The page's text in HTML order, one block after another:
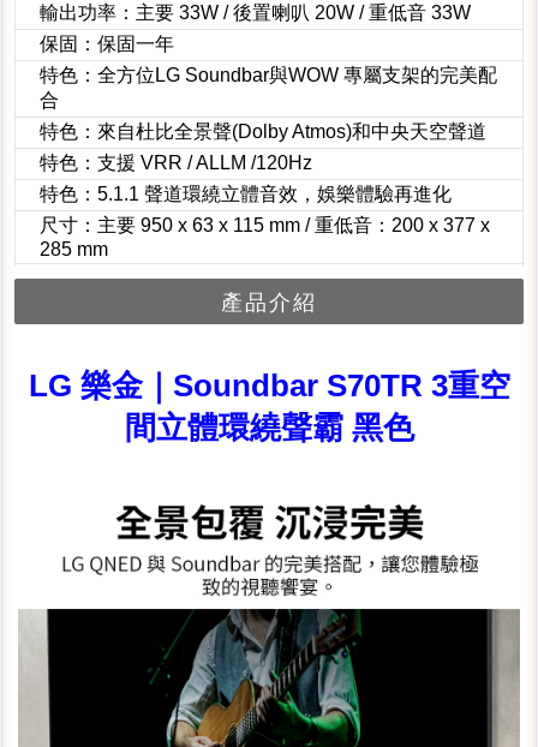
輸出功率：主要 33W / 後置喇叭 20W / 重低音 33W
保固：保固一年
特色：全方位LG Soundbar與WOW 專屬支架的完美配
合
特色：來自杜比全景聲(Dolby Atmos)和中央天空聲道
特色：支援 VRR / ALLM /120Hz
特色：5.1.1 聲道環繞立體音效，娛樂體驗再進化
尺寸：主要 950 x 63 x 115 mm / 重低音：200 x 377 x
285 mm
產品介紹
LG 樂金｜Soundbar S70TR 3重空
間立體環繞聲霸 黑色